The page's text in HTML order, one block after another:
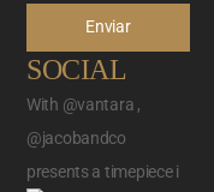
Enviar
SOCIAL
With @vantara ,
@jacobandco
presents a timepiece i